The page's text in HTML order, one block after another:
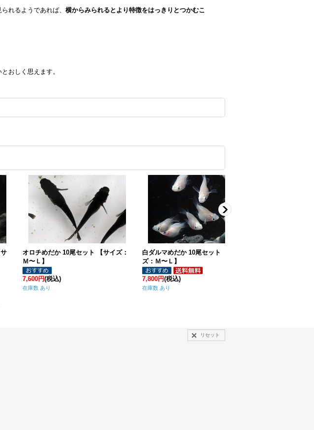
れるようであれば、 横からみられるとより特徴をはっきりとつかむこ
おしく思えます。
チめだか 10尾セット 【サイズ：
(税込)
白ダルマめだか 10尾セット 【サイ
ズ：Ｍ〜Ｌ】
(税込)